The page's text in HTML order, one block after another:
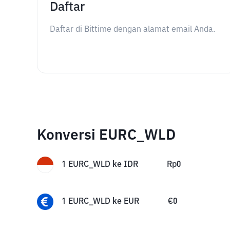
Daftar
Daftar di Bittime dengan alamat email Anda.
Konversi EURC_WLD
1 EURC_WLD ke IDR Rp0
1 EURC_WLD ke EUR €0